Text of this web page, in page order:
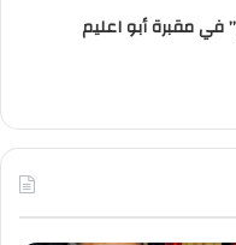
في مقبرة أبو اعليم